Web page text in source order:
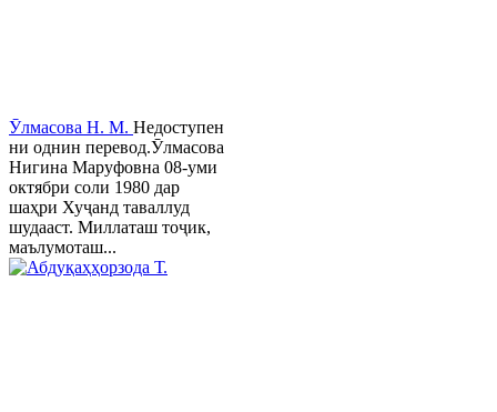
Ӯлмасова Н. М. Недоступен
ни однин перевод.Ӯлмасова
Нигина Маруфовна 08-уми
октябри соли 1980 дар
шаҳри Хуҷанд таваллуд
шудааст. Миллаташ тоҷик,
маълумоташ...